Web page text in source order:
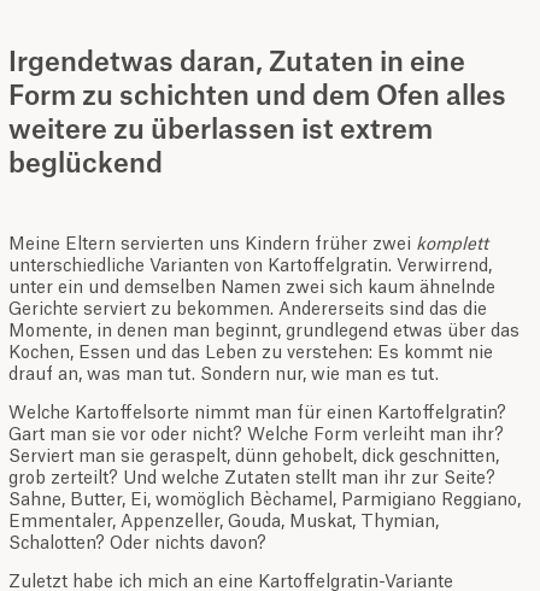
Irgendetwas daran, Zutaten in eine
Form zu schichten und dem Ofen alles
weitere zu überlassen ist extrem
beglückend
Meine Eltern servierten uns Kindern früher zwei komplett
unterschiedliche Varianten von Kartoffelgratin. Verwirrend,
unter ein und demselben Namen zwei sich kaum ähnelnde
Gerichte serviert zu bekommen. Andererseits sind das die
Momente, in denen man beginnt, grundlegend etwas über das
Kochen, Essen und das Leben zu verstehen: Es kommt nie
drauf an, was man tut. Sondern nur, wie man es tut.
Welche Kartoffelsorte nimmt man für einen Kartoffelgratin?
Gart man sie vor oder nicht? Welche Form verleiht man ihr?
Serviert man sie geraspelt, dünn gehobelt, dick geschnitten,
grob zerteilt? Und welche Zutaten stellt man ihr zur Seite?
Sahne, Butter, Ei, womöglich Bèchamel, Parmigiano Reggiano,
Emmentaler, Appenzeller, Gouda, Muskat, Thymian,
Schalotten? Oder nichts davon?
Zuletzt habe ich mich an eine Kartoffelgratin-Variante